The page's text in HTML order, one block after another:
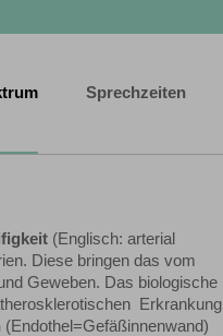
Sprechzeiten
(Englisch: arterial
Diese bringen das vom
Geweben. Das biologische
Erkrankung
(Endothel=Gefäßinnenwand)